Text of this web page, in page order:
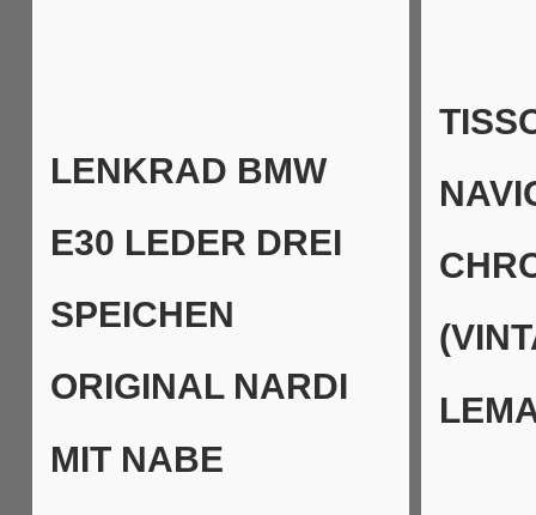
LENKRAD BMW
E30 LEDER DREI
SPEICHEN
ORIGINAL NARDI
MIT NABE